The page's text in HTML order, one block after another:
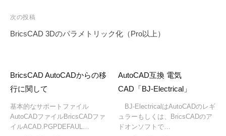
ビ
ゲ
ョ
ン
次の投稿
BricsCAD 3Dのパラメトリック化（Pro以上）
BricsCAD AutoCADからの移
行に関して
基本的なサポートファイル
AutoCADファイルBricsCADファ
イルACAD.PGPDEFAUL…
AutoCAD互換 電気
CAD「BJ-Electrical」
BJ-ElectricalはAutoCADのレギ
ュラーもしくは、BricsCADのア
ドオンソフトで…